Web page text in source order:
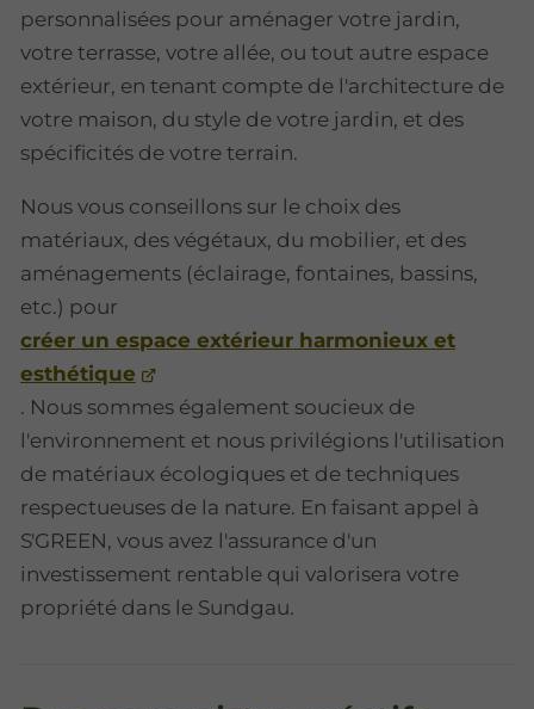
personnalisées pour aménager votre jardin,
votre terrasse, votre allée, ou tout autre espace
extérieur, en tenant compte de l'architecture de
votre maison, du style de votre jardin, et des
spécificités de votre terrain.
Nous vous conseillons sur le choix des
matériaux, des végétaux, du mobilier, et des
aménagements (éclairage, fontaines, bassins,
etc.) pour
créer un espace extérieur harmonieux et
esthétique
. Nous sommes également soucieux de
l'environnement et nous privilégions l'utilisation
de matériaux écologiques et de techniques
respectueuses de la nature. En faisant appel à
S'GREEN, vous avez l'assurance d'un
investissement rentable qui valorisera votre
propriété dans le Sundgau.